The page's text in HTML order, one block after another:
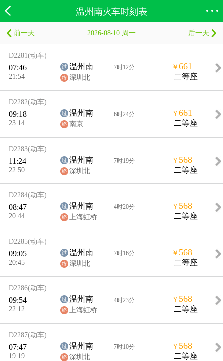
温州南火车时刻表
欣欣首页
前一天 2026-08-10 周一 后一天
D2281(动车)
07:46
21:54
温州南
深圳北
7时12分 ￥ 661
二等座
D2282(动车)
09:18
23:14
温州南
南京
6时24分 ￥ 661
二等座
D2283(动车)
11:24
22:50
温州南
深圳北
7时19分 ￥ 568
二等座
D2284(动车)
08:47
20:44
温州南
上海虹桥
4时20分 ￥ 568
二等座
D2285(动车)
09:05
20:45
温州南
深圳北
7时16分 ￥ 568
二等座
D2286(动车)
09:54
22:12
温州南
上海虹桥
4时23分 ￥ 568
二等座
D2287(动车)
07:47
19:19
温州南
深圳北
7时10分 ￥ 568
二等座